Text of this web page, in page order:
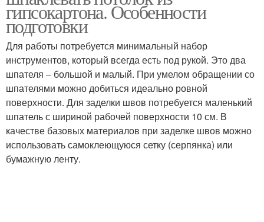
гипсокартона. Особенности
подготовки
Для работы потребуется минимальный набор
инструментов, который всегда есть под рукой. Это два
шпателя – большой и малый. При умелом обращении со
шпателями можно добиться идеально ровной
поверхности. Для заделки швов потребуется маленький
шпатель с шириной рабочей поверхности 10 см. В
качестве базовых материалов при заделке швов можно
использовать самоклеющуюся сетку (серпянка) или
бумажную ленту.